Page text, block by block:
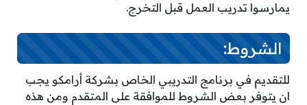
يمارسوا تدريب العمل قبل التخرج.
الشروط:
للتقديم في برنامج التدريبي الخاص بشركة أرامكو يجب
ان يتوفر بعض الشروط للموافقة على المتقدم ومن هذه